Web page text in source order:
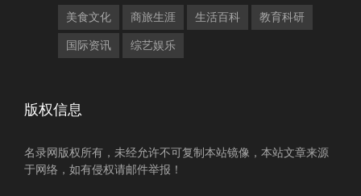
美食文化 商旅生涯 生活百科 教育科研
国际资讯 综艺娱乐
版权信息
名录网版权所有，未经允许不可复制本站镜像，本站文章来源
于网络，如有侵权请邮件举报！